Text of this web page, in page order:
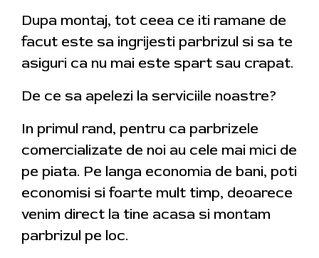
Dupa montaj, tot ceea ce iti ramane de
facut este sa ingrijesti parbrizul si sa te
asiguri ca nu mai este spart sau crapat.
De ce sa apelezi la serviciile noastre?
In primul rand, pentru ca parbrizele
comercializate de noi au cele mai mici de
pe piata. Pe langa economia de bani, poti
economisi si foarte mult timp, deoarece
venim direct la tine acasa si montam
parbrizul pe loc.